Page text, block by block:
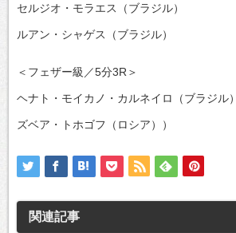
セルジオ・モラエス（ブラジル）
ルアン・シャゲス（ブラジル）
＜フェザー級／5分3R＞
ヘナト・モイカノ・カルネイロ（ブラジル）
ズベア・トホゴフ（ロシア））
関連記事